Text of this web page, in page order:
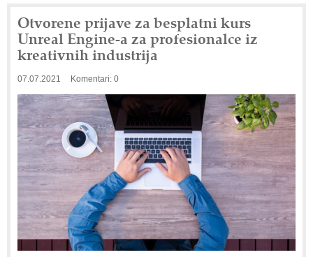
Otvorene prijave za besplatni kurs
Unreal Engine-a za profesionalce iz
kreativnih industrija
07.07.2021 Komentari: 0